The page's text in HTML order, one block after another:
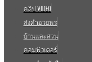
คลิป VIDEO
ส่งคำอวยพร
บ้านและสวน
คอมพิวเตอร์